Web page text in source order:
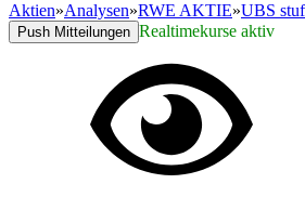
Aktien»Analysen»RWE AKTIE»UBS
Push Mitteilungen Realtimekurse aktiv